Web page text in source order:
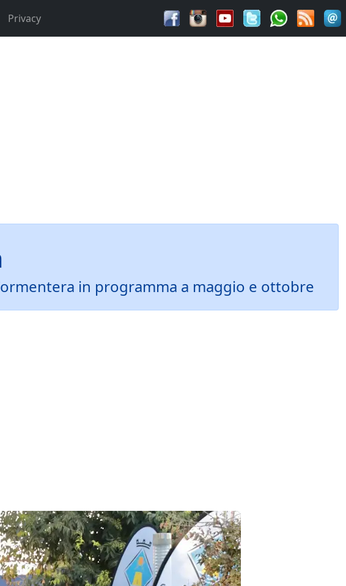
Privacy
in programma a maggio e ottobre